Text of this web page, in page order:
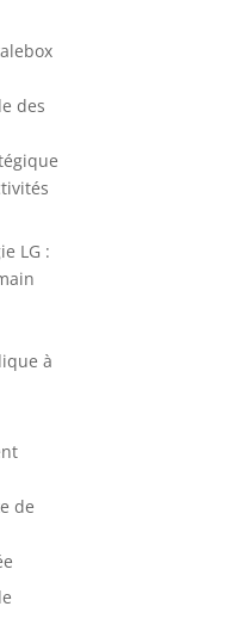
des
LG :
à
de